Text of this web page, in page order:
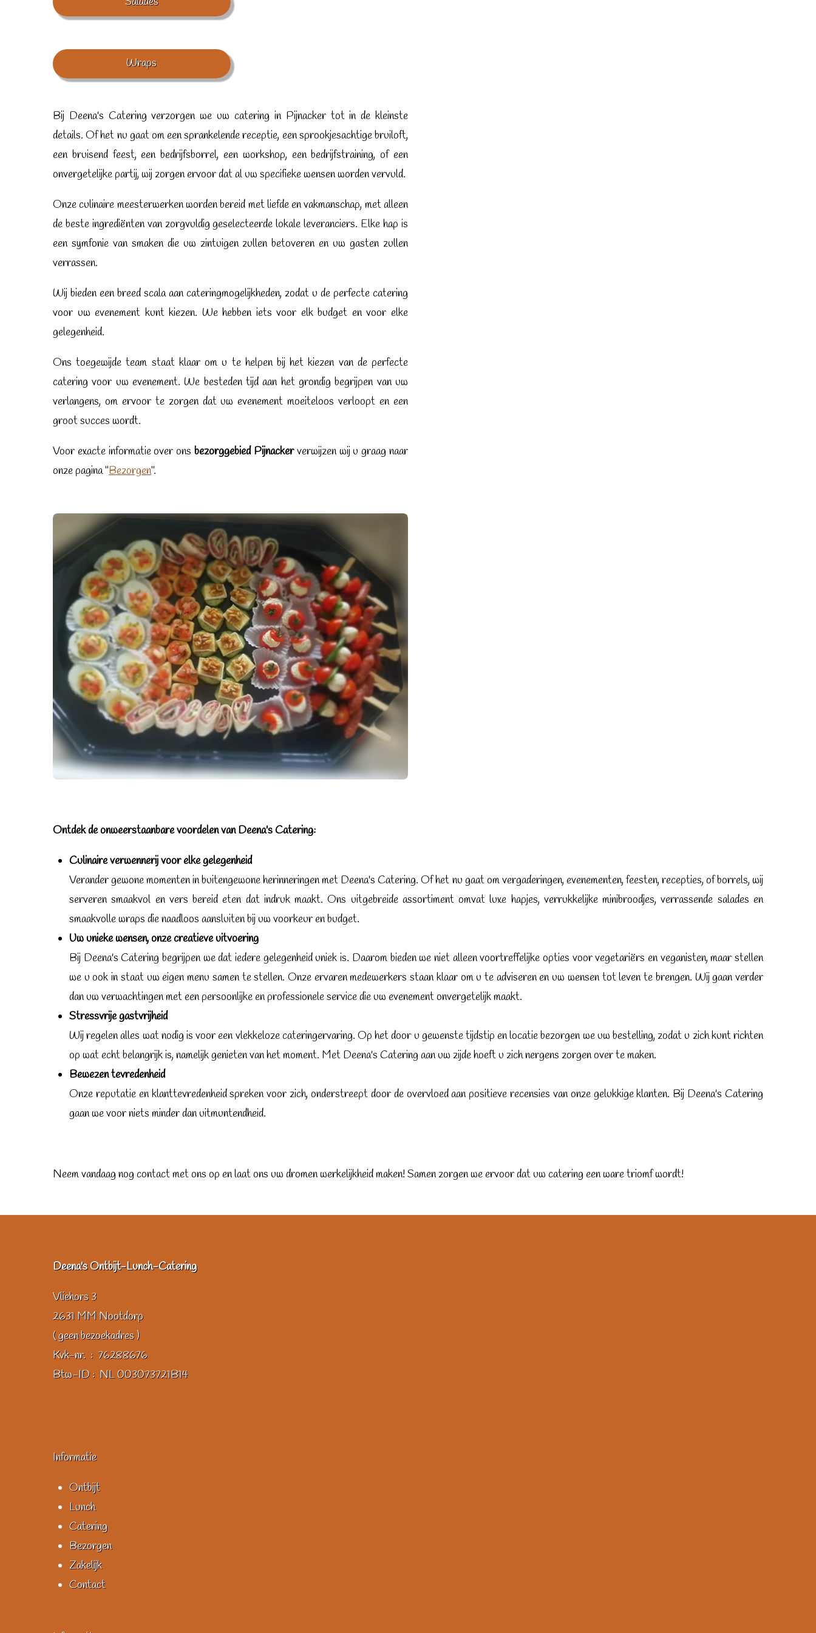
Wraps
Bij Deena's Catering verzorgen we uw catering in Pijnacker tot in de kleinste
details. Of het nu gaat om een sprankelende receptie, een sprookjesachtige bruiloft,
een bruisend feest, een bedrijfsborrel, een workshop, een bedrijfstraining, of een
onvergetelijke partij, wij zorgen ervoor dat al uw specifieke wensen worden vervuld.
Onze culinaire meesterwerken worden bereid met liefde en vakmanschap, met alleen
de beste ingrediënten van zorgvuldig geselecteerde lokale leveranciers. Elke hap is
een symfonie van smaken die uw zintuigen zullen betoveren en uw gasten zullen
verrassen.
Wij bieden een breed scala aan cateringmogelijkheden, zodat u de perfecte catering
voor uw evenement kunt kiezen. We hebben iets voor elk budget en voor elke
gelegenheid.
Ons toegewijde team staat klaar om u te helpen bij het kiezen van de perfecte
catering voor uw evenement. We besteden tijd aan het grondig begrijpen van uw
verlangens, om ervoor te zorgen dat uw evenement moeiteloos verloopt en een
groot succes wordt.
Voor exacte informatie over onsbezorggebied Pijnackerverwijzen wij u graag naar
onze pagina "Bezorgen".
Ontdek de onweerstaanbare voordelen van Deena's Catering:
Culinaire verwennerij voor elke gelegenheid
Verander gewone momenten in buitengewone herinneringen met Deena's Catering. Of het nu gaat om vergaderingen, evenementen, feesten, recepties, of borrels, wij
serveren smaakvol en vers bereid eten dat indruk maakt. Ons uitgebreide assortiment omvat luxe hapjes, verrukkelijke minibroodjes, verrassende salades en
smaakvolle wraps die naadloos aansluiten bij uw voorkeur en budget.
Uw unieke wensen, onze creatieve uitvoering
Bij Deena's Catering begrijpen we dat iedere gelegenheid uniek is. Daarom bieden we niet alleen voortreffelijke opties voor vegetariërs en veganisten, maar stellen
we u ook in staat uw eigen menu samen te stellen. Onze ervaren medewerkers staan klaar om u te adviseren en uw wensen tot leven te brengen. Wij gaan verder
dan uw verwachtingen met een persoonlijke en professionele service die uw evenement onvergetelijk maakt.
Stressvrije gastvrijheid
Wij regelen alles wat nodig is voor een vlekkeloze cateringervaring. Op het door u gewenste tijdstip en locatie bezorgen we uw bestelling, zodat u zich kunt richten
op wat echt belangrijk is, namelijk genieten van het moment. Met Deena's Catering aan uw zijde hoeft u zich nergens zorgen over te maken.
Bewezen tevredenheid
Onze reputatie en klanttevredenheid spreken voor zich, onderstreept door de overvloed aan positieve recensies van onze gelukkige klanten. Bij Deena's Catering
gaan we voor niets minder dan uitmuntendheid.
Neem vandaag nog contact met ons op en laat ons uw dromen werkelijkheid maken! Samen zorgen we ervoor dat uw catering een ware triomf wordt!
Deena's Ontbijt-Lunch-Catering
Vliehors 3
2631 MM Nootdorp
( geen bezoekadres )
Kvk-nr. : 76288676
Btw-ID : NL 003073721B14
Informatie
Ontbijt
Lunch
Catering
Bezorgen
Zakelijk
Contact